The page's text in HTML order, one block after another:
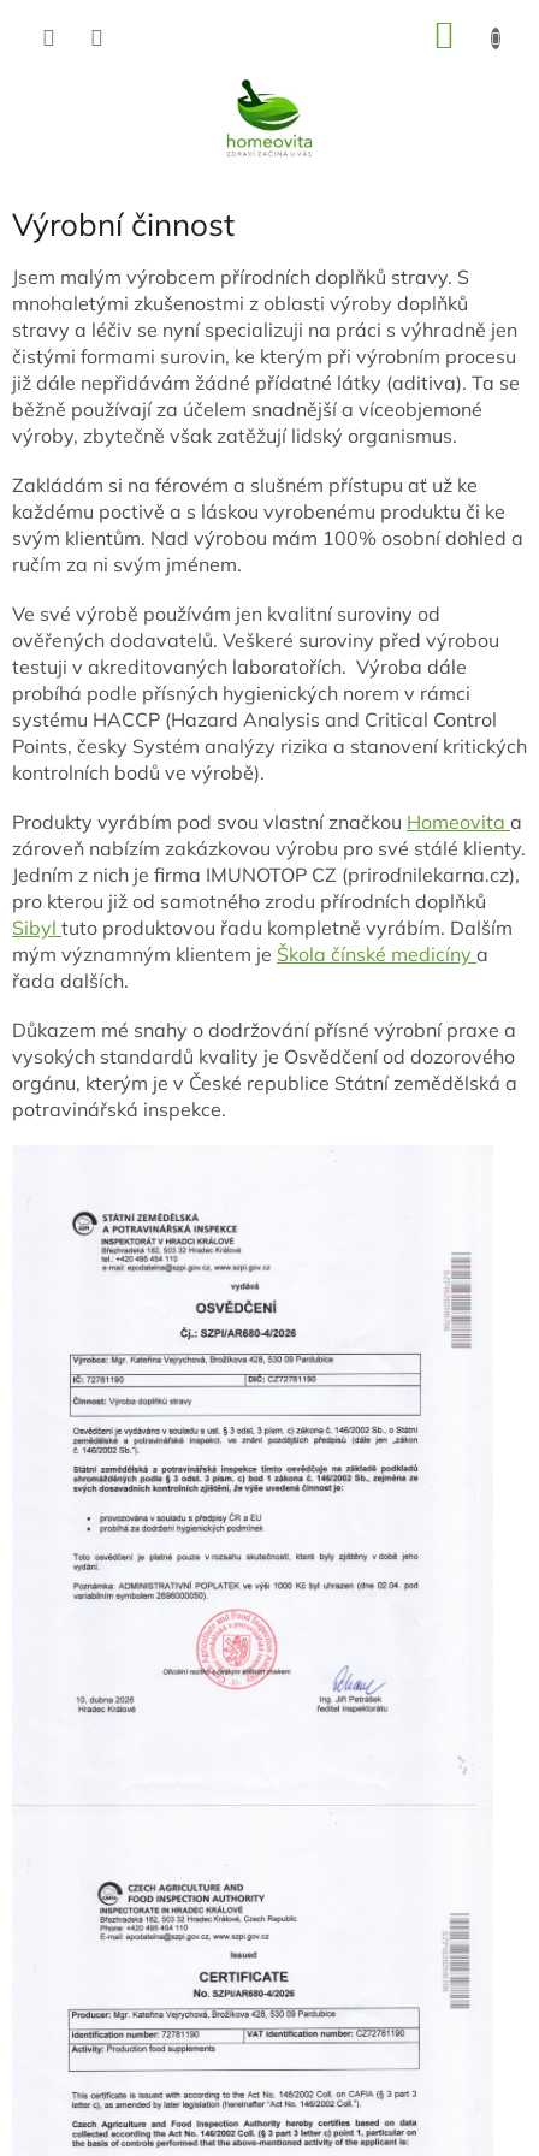
Výrobní činnost
Jsem malým výrobcem přírodních doplňků stravy. S
mnohaletými zkušenostmi z oblasti výroby doplňků
stravy a léčiv se nyní specializuji na práci s výhradně jen
čistými formami surovin, ke kterým při výrobním procesu
již dále nepřidávám žádné přídatné látky (aditiva). Ta se
běžně používají za účelem snadnější a víceobjemoné
výroby, zbytečně však zatěžují lidský organismus.
Zakládám si na férovém a slušném přístupu ať už ke
každému poctivě a s láskou vyrobenému produktu či ke
svým klientům. Nad výrobou mám 100% osobní dohled a
ručím za ni svým jménem.
Ve své výrobě používám jen kvalitní suroviny od
ověřených dodavatelů. Veškeré suroviny před výrobou
testuji v akreditovaných laboratořích. Výroba dále
probíhá podle přísných hygienických norem v rámci
systému HACCP (Hazard Analysis and Critical Control
Points, česky Systém analýzy rizika a stanovení kritických
kontrolních bodů ve výrobě).
Produkty vyrábím pod svou vlastní značkou Homeovita a
zároveň nabízím zakázkovou výrobu pro své stálé klienty.
Jedním z nich je firma IMUNOTOP CZ (prirodnilekarna.cz),
pro kterou již od samotného zrodu přírodních doplňků
Sibyl tuto produktovou řadu kompletně vyrábím. Dalším
mým významným klientem je Škola čínské medicíny a
řada dalších.
Důkazem mé snahy o dodržování přísné výrobní praxe a
vysokých standardů kvality je Osvědčení od dozorového
orgánu, kterým je v České republice Státní zemědělská a
potravinářská inspekce.